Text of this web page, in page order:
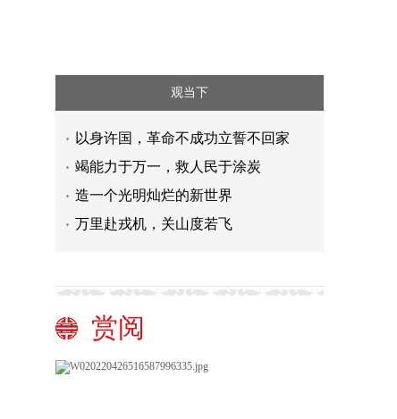
观当下
以身许国，革命不成功立誓不回家
竭能力于万一，救人民于涂炭
造一个光明灿烂的新世界
万里赴戎机，关山度若飞
赏阅